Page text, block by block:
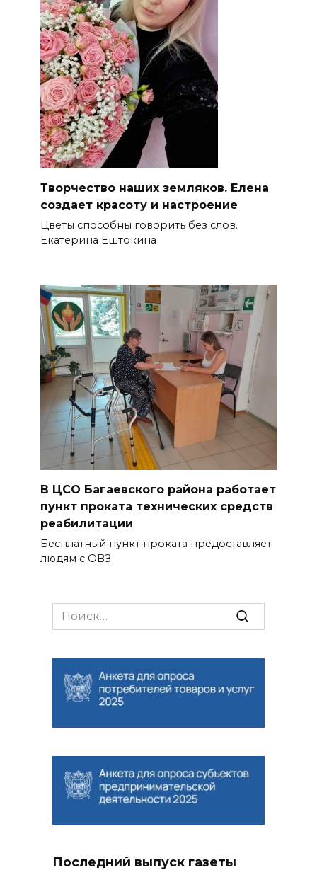
Творчество наших земляков. Елена
создает красоту и настроение
Цветы способны говорить без слов.
Екатерина Ештокина
В ЦСО Багаевского района работает
пункт проката технических средств
реабилитации
Бесплатный пункт проката предоставляет
людям с ОВЗ
Search
for:
Последний выпуск газеты